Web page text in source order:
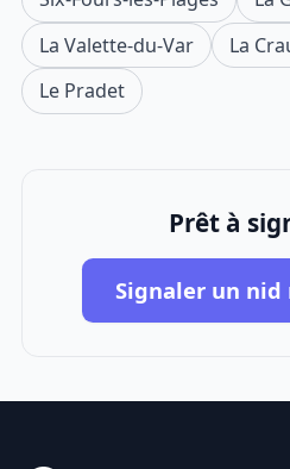
La Valette-du-Var
La
Le Pradet
Prêt à
Signaler un